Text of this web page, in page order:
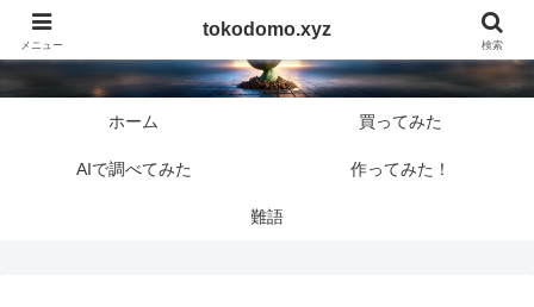
tokodomo.xyz
ホーム 買ってみた
AIで調べてみた 作ってみた！
難語
メニュー
tokodomo.xyz
検索